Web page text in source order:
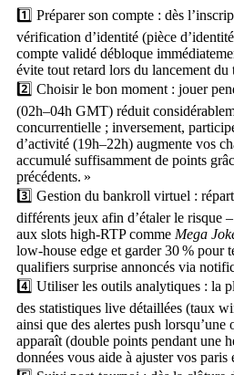
1️⃣ Préparer son compte : dès
vérification d’identité (pièce
compte validé débloque
évite tout retard lors du lancement
2️⃣ Choisir le bon moment : jouer
(02h–04h GMT) réduit
concurrentielle ; inversement,
d’activité (19h–22h) augmente vos
accumulé suffisamment de points
précédents. »
3️⃣ Gestion du bankroll virtuel :
différents jeux afin d’étaler le risque
aux slots high‑RTP comme Mega
low‑house edge et garder 30 % pour
qualifiers surprise annoncés via
4️⃣ Utiliser les outils analytiques : la
des statistiques live détaillées (taux
ainsi que des alertes push lorsqu’une
apparaît (double points pendant une
données vous aide à ajuster vos paris